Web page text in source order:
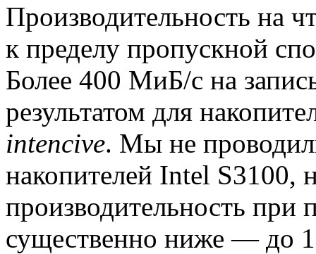
Производительность на
к пределу пропускной
Более 400 МиБ/с на
результатом для
intencive. Мы не
накопителей Intel S3100,
производительность при
существенно ниже — до